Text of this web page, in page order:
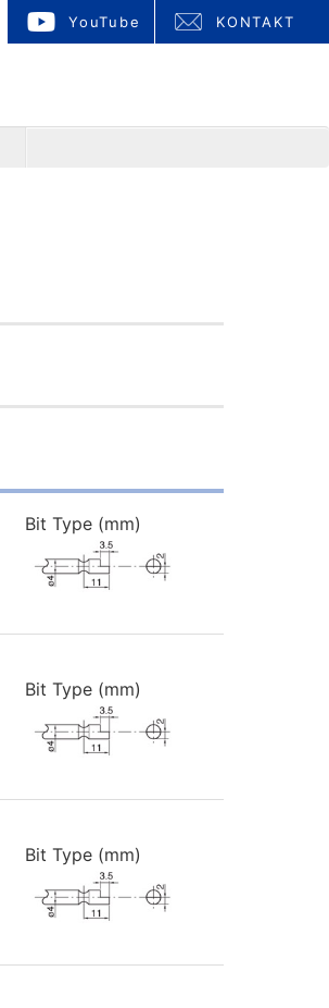
KONTAKT
YouTube
Bit Type (mm)
Bit Type (mm)
Bit Type (mm)